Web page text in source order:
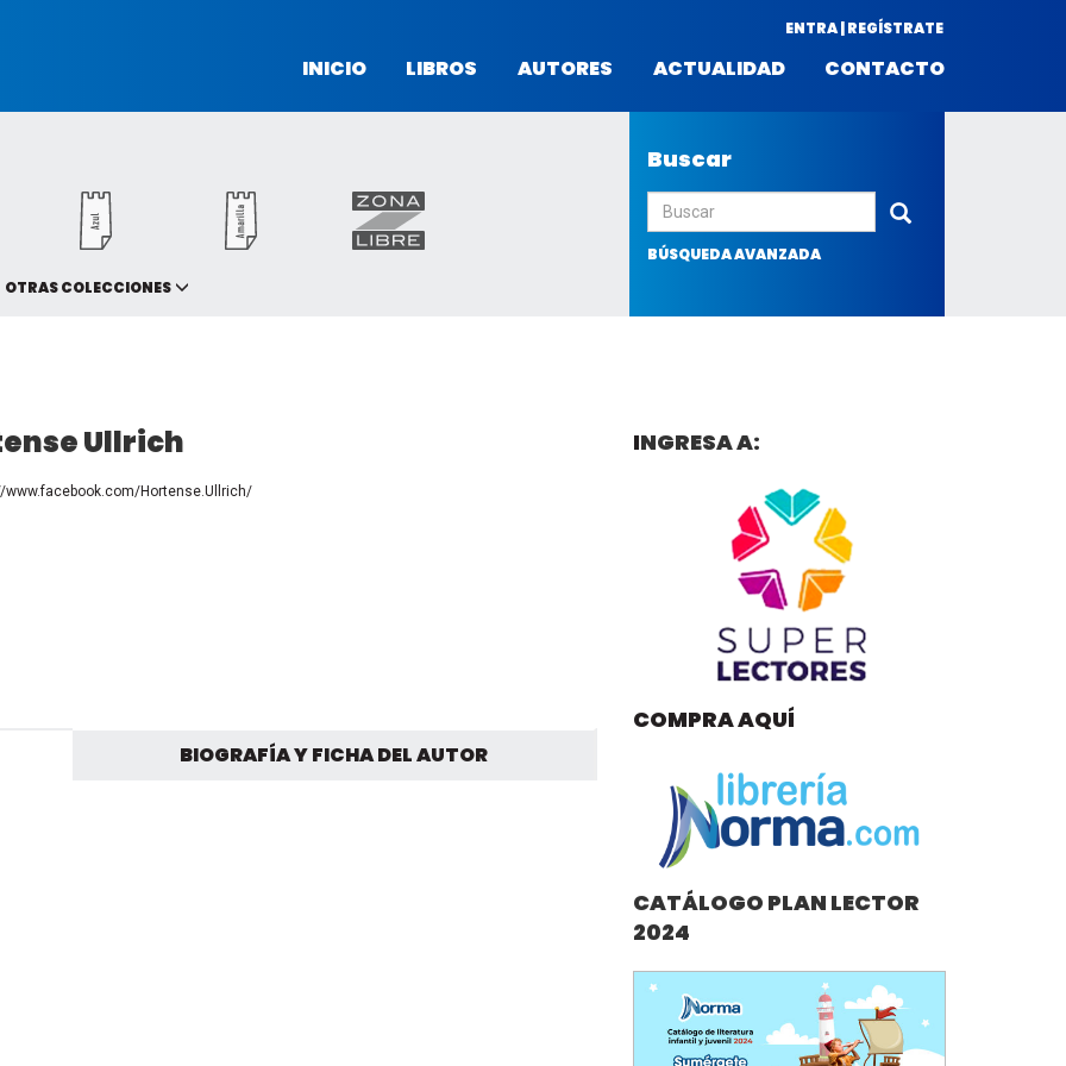
ENTRA | REGÍSTRATE
INICIO LIBROS AUTORES ACTUALIDAD CONTACTO
OTRAS COLECCIONES
Buscar
BÚSQUEDA AVANZADA
Ullrich
www.facebook.com/Hortense.Ullrich/
BIOGRAFÍA Y FICHA DEL AUTOR
INGRESA A:
COMPRA AQUÍ
CATÁLOGO PLAN LECTOR
2024